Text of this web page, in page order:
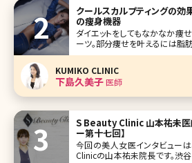
クールスカルプティングの効
の痩身機器
ダイエットをしてもなかなか痩
ーツ。部分痩せを叶えるには脂
れていますが、傷ができる、痛
か。“切らない脂肪吸引”にはい
中でも「寝ているだけで痩せら
KUMIKO CLINIC
下島久美子医師
S Beauty Clinic 山本祐未医
ー第十七回】
今回の美人女医インタビュー
Clinicの山本祐未院長です。渋